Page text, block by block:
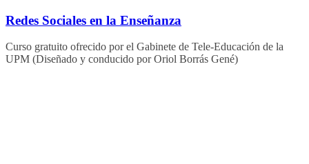
Saltar
contenido
Redes Sociales en la Enseñanza
Curso gratuito ofrecido por el Gabinete de Tele-Educación de la
UPM (Diseñado y conducido por Oriol Borrás Gené)